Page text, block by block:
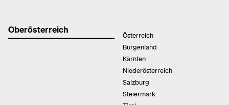
Oberösterreich
Österreich
Burgenland
Kärnten
Niederösterreich
Salzburg
Steiermark